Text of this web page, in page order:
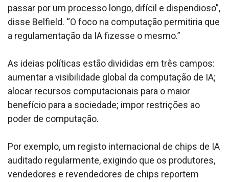
passar por um processo longo, difícil e dispendioso”,
disse Belfield. “O foco na computação permitiria que
a regulamentação da IA fizesse o mesmo.”
As ideias políticas estão divididas em três campos:
aumentar a visibilidade global da computação de IA;
alocar recursos computacionais para o maior
benefício para a sociedade; impor restrições ao
poder de computação.
Por exemplo, um registo internacional de chips de IA
auditado regularmente, exigindo que os produtores,
vendedores e revendedores de chips reportem